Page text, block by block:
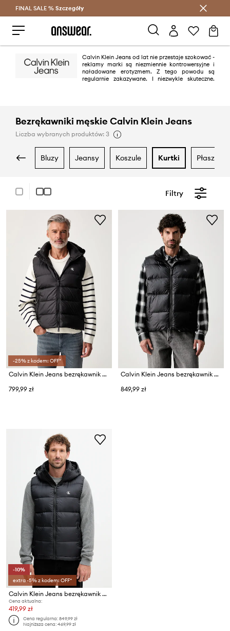
Oszczędzaj z Answear Club >
FINAL SALE % Szczegóły
Calvin Klein Jeans od lat nie przestaje szokować -
reklamy marki są niezmiennie kontrowersyjne i
naładowane erotyzmem. Z tego powodu są
regularnie zakazywane. I niezwykle skuteczne.
Bezrękawniki męskie Calvin Klein Jeans
Liczba wybranych produktów: 3
bluzy jeansy koszule kurtki płaszcze
Filtry
-25% z kodem: OFF*
Calvin Klein Jeans bezrękawnik puchowy męski
799,99 zł
Calvin Klein Jeans bezrękawnik męski
849,99 zł
-10%
extra -5% z kodem: OFF*
Calvin Klein Jeans bezrękawnik puchowy
Cena aktualna:
419,99 zł
Cena regularna:849,99 zł
Najniższa cena:469,99 zł